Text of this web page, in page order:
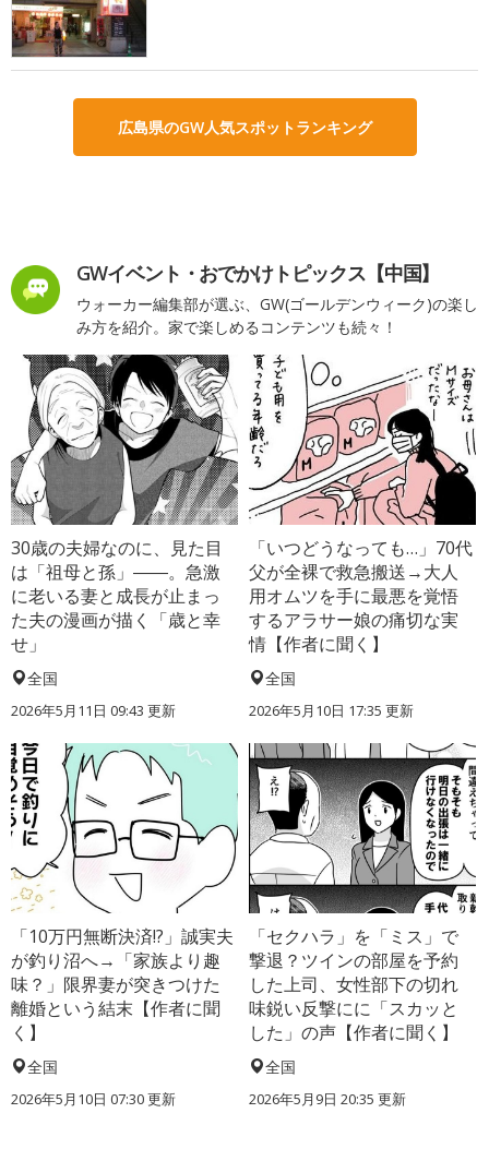
広島県のGW人気スポットランキング
GWイベント・おでかけトピックス【中国】
ウォーカー編集部が選ぶ、GW(ゴールデンウィーク)の楽し
み方を紹介。家で楽しめるコンテンツも続々！
30歳の夫婦なのに、見た目
は「祖母と孫」――。急激
に老いる妻と成長が止まっ
た夫の漫画が描く「歳と幸
せ」
全国
2026年5月11日 09:43 更新
「いつどうなっても…」70代
父が全裸で救急搬送→大人
用オムツを手に最悪を覚悟
するアラサー娘の痛切な実
情【作者に聞く】
全国
2026年5月10日 17:35 更新
「10万円無断決済!?」誠実夫
が釣り沼へ→「家族より趣
味？」限界妻が突きつけた
離婚という結末【作者に聞
く】
全国
2026年5月10日 07:30 更新
「セクハラ」を「ミス」で
撃退？ツインの部屋を予約
した上司、女性部下の切れ
味鋭い反撃にに「スカッと
した」の声【作者に聞く】
全国
2026年5月9日 20:35 更新